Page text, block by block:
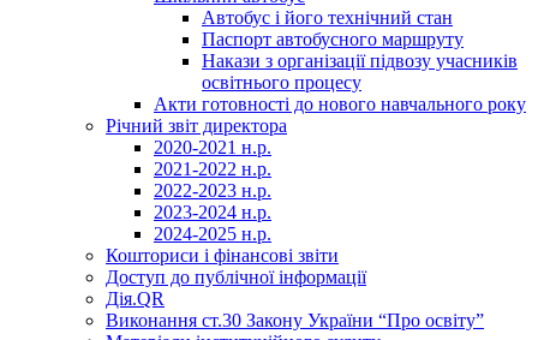
Автобус і його технічний стан
Паспорт автобусного маршруту
Накази з організації підвозу учасників
освітнього процесу
Акти готовності до нового навчального року
Річний звіт директора
2020-2021 н.р.
2021-2022 н.р.
2022-2023 н.р.
2023-2024 н.р.
2024-2025 н.р.
Кошториси і фінансові звіти
Доступ до публічної інформації
Дія.QR
Виконання ст.30 Закону України “Про освіту”